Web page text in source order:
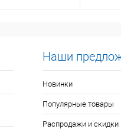
Наши
Новинки
Популярные товары
Распродажи и скидки